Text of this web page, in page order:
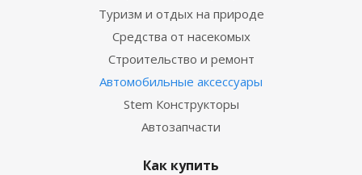
Туризм и отдых на природе
Средства от насекомых
Строительство и ремонт
Автомобильные аксессуары
Stem Конструкторы
Автозапчасти
Как купить